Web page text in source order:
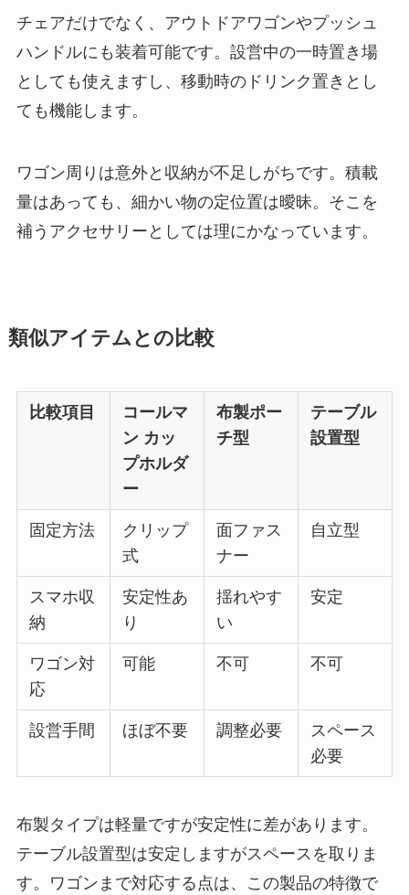
チェアだけでなく、アウトドアワゴンやプッシュ
ハンドルにも装着可能です。設営中の一時置き場
としても使えますし、移動時のドリンク置きとし
ても機能します。
ワゴン周りは意外と収納が不足しがちです。積載
量はあっても、細かい物の定位置は曖昧。そこを
補うアクセサリーとしては理にかなっています。
類似アイテムとの比較
比較項目
コールマ
ン カッ
プホルダ
ー
布製ポー
チ型
テーブル
設置型
固定方法
クリップ
式
面ファス
ナー
自立型
スマホ収
納
安定性あ
り
揺れやす
い
安定
ワゴン対
応
可能 不可 不可
設営手間 ほぼ不要 調整必要
スペース
必要
布製タイプは軽量ですが安定性に差があります。
テーブル設置型は安定しますがスペースを取りま
す。ワゴンまで対応する点は、この製品の特徴で